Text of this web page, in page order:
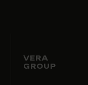
VERA
GROUP